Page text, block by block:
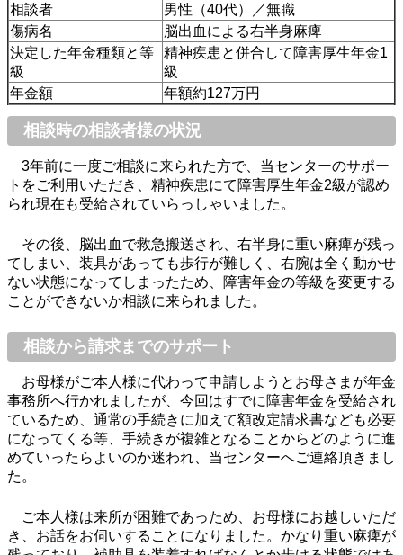
相談者
男性（40代）／無職
傷病名
脳出血による右半身麻痺
決定した年金種類と等
級
精神疾患と併合して障害厚生年金1
級
年金額
年額約127万円
相談時の相談者様の状況
3年前に一度ご相談に来られた方で、当センターのサポー
トをご利用いただき、精神疾患にて障害厚生年金2級が認め
られ現在も受給されていらっしゃいました。
その後、脳出血で救急搬送され、右半身に重い麻痺が残っ
てしまい、装具があっても歩行が難しく、右腕は全く動かせ
ない状態になってしまったため、障害年金の等級を変更する
ことができないか相談に来られました。
相談から請求までのサポート
お母様がご本人様に代わって申請しようとお母さまが年金
事務所へ行かれましたが、今回はすでに障害年金を受給され
ているため、通常の手続きに加えて額改定請求書なども必要
になってくる等、手続きが複雑となることからどのように進
めていったらよいのか迷われ、当センターへご連絡頂きまし
た。
ご本人様は来所が困難であっため、お母様にお越しいただ
き、お話をお伺いすることになりました。かなり重い麻痺が